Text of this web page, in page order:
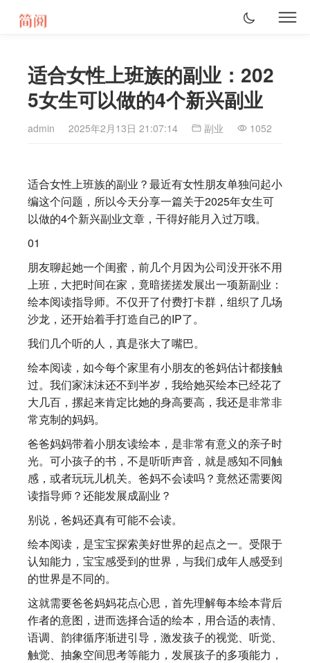
适合女性上班族的副业：202
5女生可以做的4个新兴副业
admin 2025年2月13日 21:07:14 副业 1052
适合女性上班族的副业？最近有女性朋友单独问起小
编这个问题，所以今天分享一篇关于2025年女生可
以做的4个新兴副业文章，干得好能月入过万哦。
01
朋友聊起她一个闺蜜，前几个月因为公司没开张不用
上班，大把时间在家，竟暗搓搓发展出一项新副业：
绘本阅读指导师。不仅开了付费打卡群，组织了几场
沙龙，还开始着手打造自己的IP了。
我们几个听的人，真是张大了嘴巴。
绘本阅读，如今每个家里有小朋友的爸妈估计都接触
过。我们家沫沫还不到半岁，我给她买绘本已经花了
大几百，摞起来肯定比她的身高要高，我还是非常非
常克制的妈妈。
爸爸妈妈带着小朋友读绘本，是非常有意义的亲子时
光。可小孩子的书，不是听听声音，就是感知不同触
感，或者玩玩儿机关。爸妈不会读吗？竟然还需要阅
读指导师？还能发展成副业？
别说，爸妈还真有可能不会读。
绘本阅读，是宝宝探索美好世界的起点之一。受限于
认知能力，宝宝感受到的世界，与我们成年人感受到
的世界是不同的。
这就需要爸爸妈妈花点心思，首先理解每本绘本背后
作者的意图，进而选择合适的绘本，用合适的表情、
语调、韵律循序渐进引导，激发孩子的视觉、听觉、
触觉、抽象空间思考等能力，发展孩子的多项能力，